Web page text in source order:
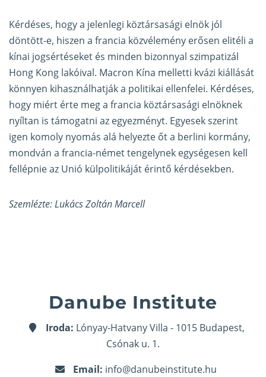
Kérdéses, hogy a jelenlegi köztársasági elnök jól
döntött-e, hiszen a francia közvélemény erősen elitéli a
kínai jogsértéseket és minden bizonnyal szimpatizál
Hong Kong lakóival. Macron Kína melletti kvázi kiállását
könnyen kihasználhatják a politikai ellenfelei. Kérdéses,
hogy miért érte meg a francia köztársasági elnöknek
nyíltan is támogatni az egyezményt. Egyesek szerint
igen komoly nyomás alá helyezte őt a berlini kormány,
mondván a francia-német tengelynek egységesen kell
fellépnie az Unió külpolitikáját érintő kérdésekben.
Szemlézte: Lukács Zoltán Marcell
Danube Institute
Iroda: Lónyay-Hatvany Villa - 1015 Budapest,
Csónak u. 1.
Email: info@danubeinstitute.hu